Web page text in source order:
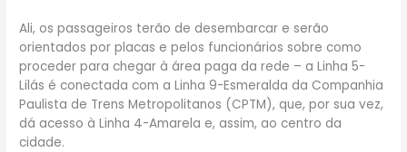
Ali, os passageiros terão de desembarcar e serão
orientados por placas e pelos funcionários sobre como
proceder para chegar à área paga da rede – a Linha 5-
Lilás é conectada com a Linha 9-Esmeralda da Companhia
Paulista de Trens Metropolitanos (CPTM), que, por sua vez,
dá acesso à Linha 4-Amarela e, assim, ao centro da
cidade.